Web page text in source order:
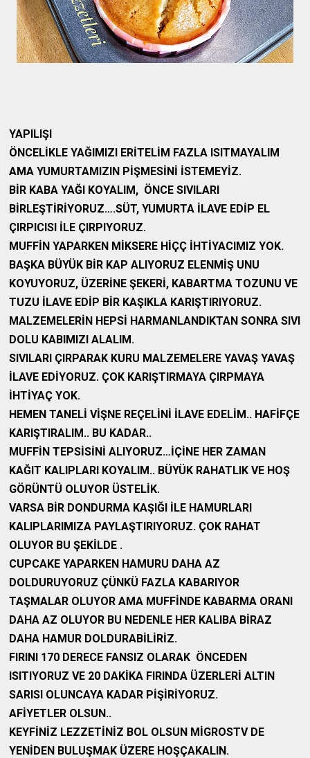
YAPILIŞI
ÖNCELİKLE YAĞIMIZI ERİTELİM FAZLA ISITMAYALIM
AMA YUMURTAMIZIN PİŞMESİNİ İSTEMEYİZ.
BİR KABA YAĞI KOYALIM, ÖNCE SIVILARI
BİRLEŞTİRİYORUZ….SÜT, YUMURTA İLAVE EDİP EL
ÇIRPICISI İLE ÇIRPIYORUZ.
MUFFİN YAPARKEN MİKSERE HİÇÇ İHTİYACIMIZ YOK.
BAŞKA BÜYÜK BİR KAP ALIYORUZ ELENMİŞ UNU
KOYUYORUZ, ÜZERİNE ŞEKERİ, KABARTMA TOZUNU VE
TUZU İLAVE EDİP BİR KAŞIKLA KARIŞTIRIYORUZ.
MALZEMELERİN HEPSİ HARMANLANDIKTAN SONRA SIVI
DOLU KABIMIZI ALALIM.
SIVILARI ÇIRPARAK KURU MALZEMELERE YAVAŞ YAVAŞ
İLAVE EDİYORUZ. ÇOK KARIŞTIRMAYA ÇIRPMAYA
İHTİYAÇ YOK.
HEMEN TANELİ VİŞNE REÇELİNİ İLAVE EDELİM.. HAFİFÇE
KARIŞTIRALIM.. BU KADAR..
MUFFİN TEPSİSİNİ ALIYORUZ…İÇİNE HER ZAMAN
KAĞIT KALIPLARI KOYALIM.. BÜYÜK RAHATLIK VE HOŞ
GÖRÜNTÜ OLUYOR ÜSTELİK.
VARSA BİR DONDURMA KAŞIĞI İLE HAMURLARI
KALIPLARIMIZA PAYLAŞTIRIYORUZ. ÇOK RAHAT
OLUYOR BU ŞEKİLDE .
CUPCAKE YAPARKEN HAMURU DAHA AZ
DOLDURUYORUZ ÇÜNKÜ FAZLA KABARIYOR
TAŞMALAR OLUYOR AMA MUFFİNDE KABARMA ORANI
DAHA AZ OLUYOR BU NEDENLE HER KALIBA BİRAZ
DAHA HAMUR DOLDURABİLİRİZ.
FIRINI 170 DERECE FANSIZ OLARAK ÖNCEDEN
ISITIYORUZ VE 20 DAKİKA FIRINDA ÜZERLERİ ALTIN
SARISI OLUNCAYA KADAR PİŞİRİYORUZ.
AFİYETLER OLSUN..
KEYFİNİZ LEZZETİNİZ BOL OLSUN MİGROSTV DE
YENİDEN BULUŞMAK ÜZERE HOŞÇAKALIN.